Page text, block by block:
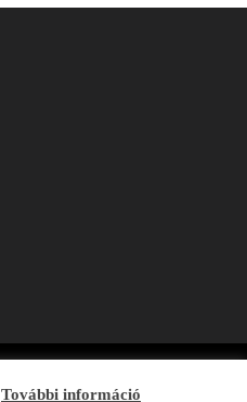
További információ